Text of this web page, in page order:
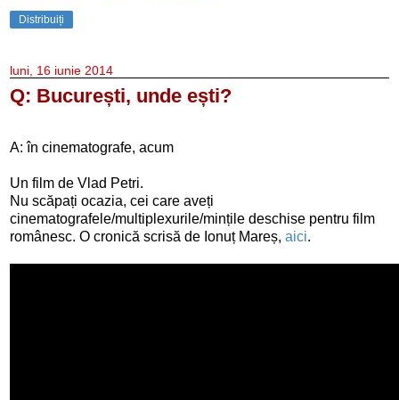
Distribuiți
luni, 16 iunie 2014
Q: București, unde ești?
A: în cinematografe, acum
Un film de Vlad Petri.
Nu scăpați ocazia, cei care aveți
cinematografele/multiplexurile/mințile deschise pentru film
românesc. O cronică scrisă de Ionuț Mareș, aici.